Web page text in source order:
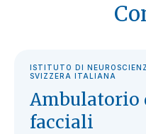
ISTITUTO DI
SVIZZERA ITALIANA
Ambulatorio
facciali